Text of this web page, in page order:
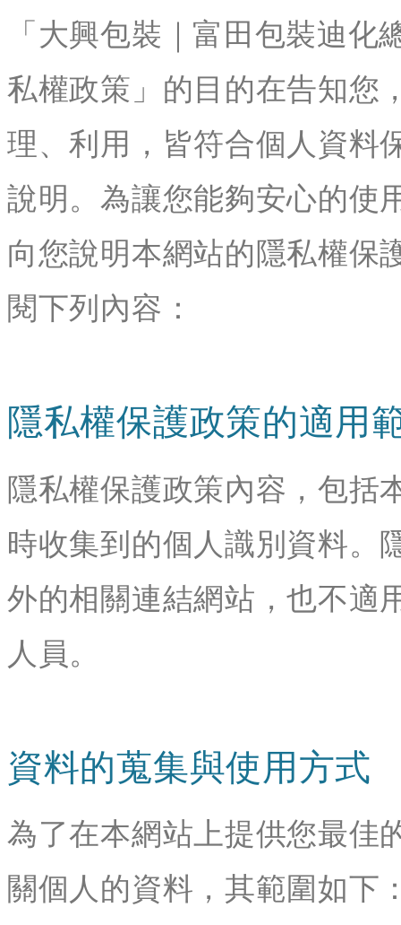
「大興包裝｜富田包裝迪
私權政策」的目的在告知您
理、利用，皆符合個人資料
說明。為讓您能夠安心的使
向您說明本網站的隱私權保
閱下列內容：
隱私權保護政策的適用
隱私權保護政策內容，包括
時收集到的個人識別資料。
外的相關連結網站，也不適
人員。
資料的蒐集與使用方式
為了在本網站上提供您最佳
關個人的資料，其範圍如下